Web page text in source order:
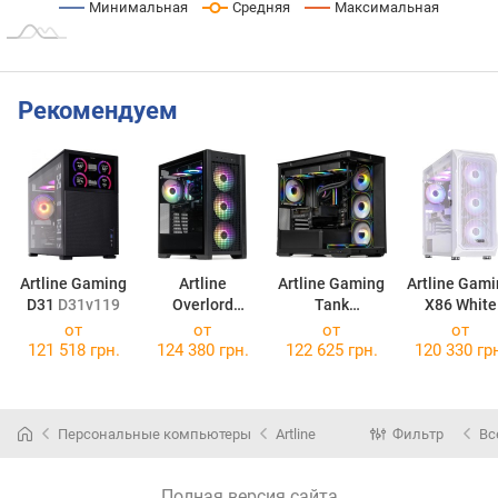
Минимальная Средняя Максимальная
Рекомендуем
Artline Gaming
D31 D31v119
Artline
Overlord
GT302
GT302v27
Artline Gaming
Tank
TANKv120
Artline
X86 White
от
121 518 грн.
от
124 380 грн.
от
122 625 грн.
от
120 330
Персональные компьютеры Artline Фильтр